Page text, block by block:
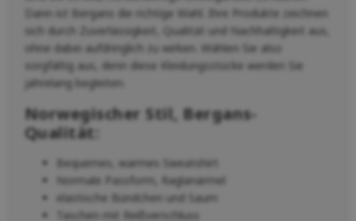
Dann ist Bergans die richtige Wahl. Ihre Produkte zeichnen
sich durch Zuverlässigkeit, Qualität und Nachhaltigkeit aus,
ohne dabei aufdringlich zu wirken. Wählen Sie also
sorgfältig aus, denn diese Kleidungsstücke werden Sie
jahrelang begleiten.
Norwegischer Stil, Bergans-
Qualität:
Bequemes, warmes Sweatshirt
Normale Passform, Raglanärmel
elastische Bündchen und Saum
Taschen mit Reißverschluss